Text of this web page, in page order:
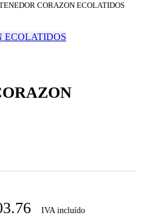
CORAZON ECOLATIDOS
Rango
IVA incluído